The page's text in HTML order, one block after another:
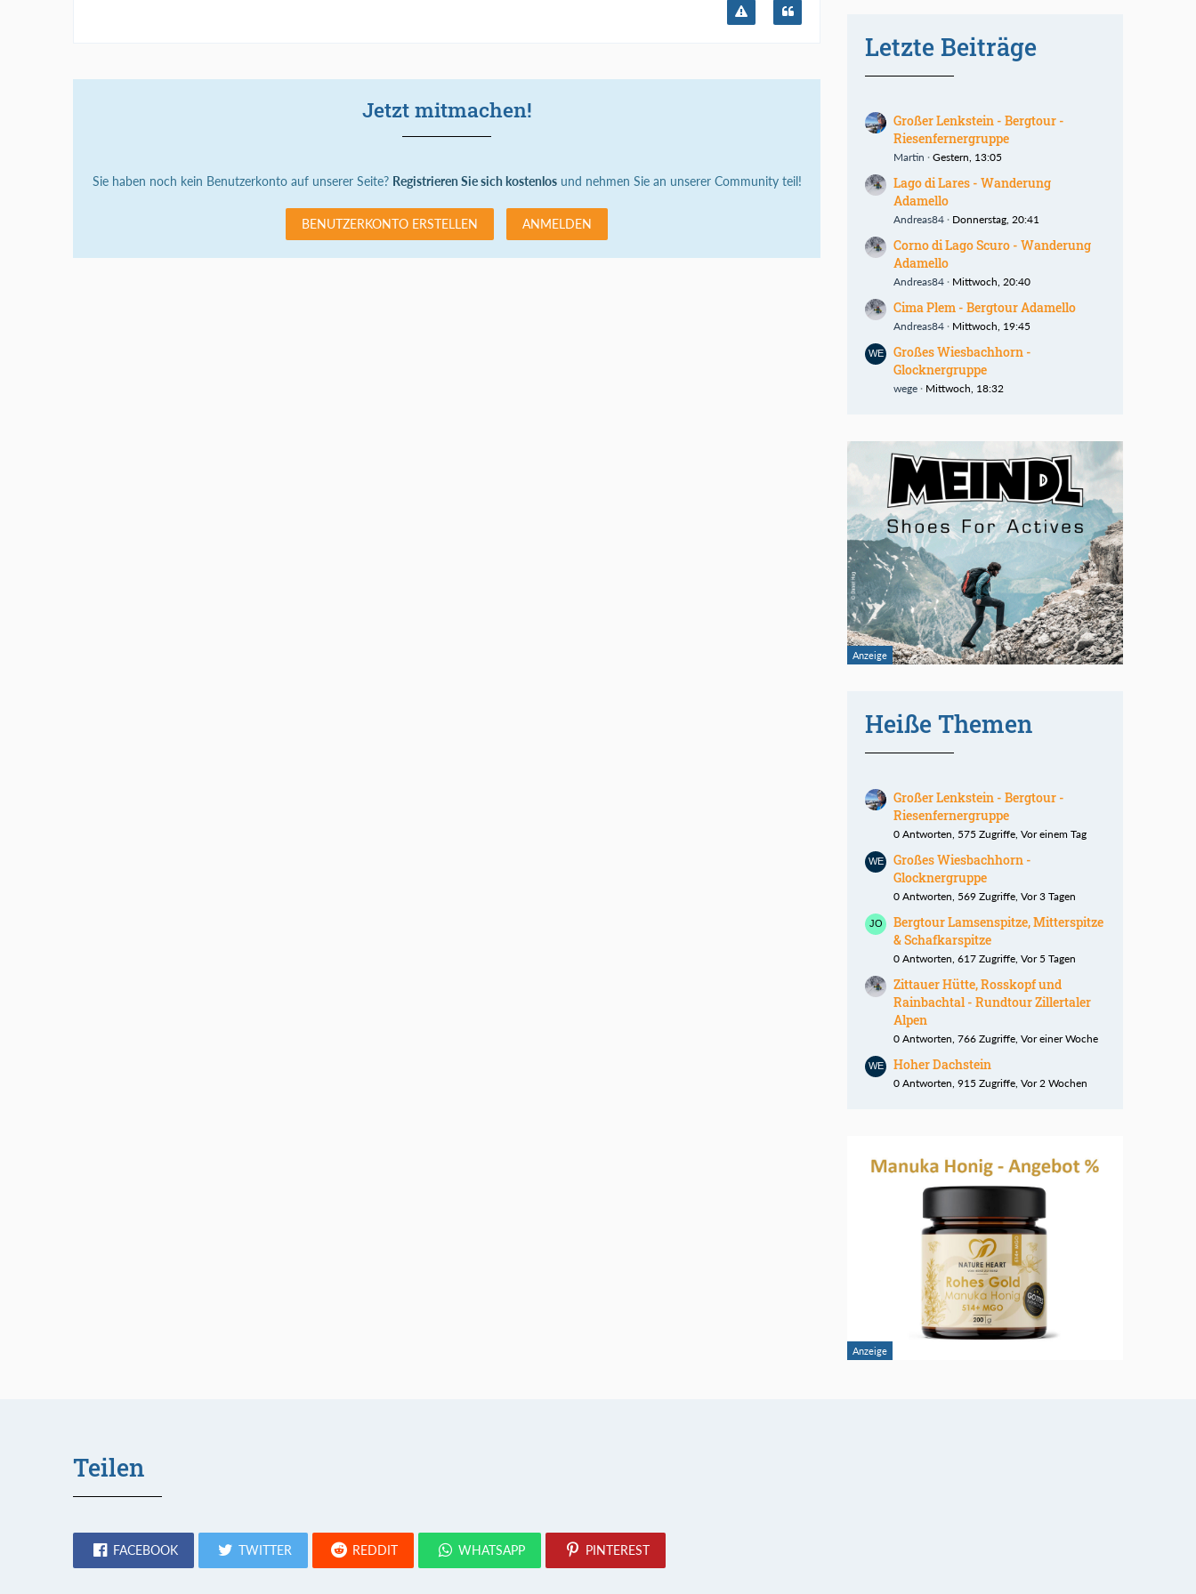
Jetzt mitmachen!
Sie haben noch kein Benutzerkonto auf unserer Seite? Registrieren Sie sich kostenlosund nehmen Sie an unserer Community teil!
BENUTZERKONTO ERSTELLEN ANMELDEN
Letzte Beiträge
Großer Lenkstein - Bergtour -
Riesenfernergruppe
Martin Gestern, 13:05
Lago di Lares - Wanderung
Adamello
Andreas84 Donnerstag, 20:41
Corno di Lago Scuro - Wanderung
Adamello
Andreas84 Mittwoch, 20:40
Cima Plem - Bergtour Adamello
Andreas84 Mittwoch, 19:45
Großes Wiesbachhorn -
Glocknergruppe
wege Mittwoch, 18:32
Heiße Themen
Großer Lenkstein - Bergtour -
Riesenfernergruppe
0 Antworten, 575 Zugriffe, Vor einem Tag
Großes Wiesbachhorn -
Glocknergruppe
0 Antworten, 569 Zugriffe, Vor 3 Tagen
Bergtour Lamsenspitze, Mitterspitze
& Schafkarspitze
0 Antworten, 617 Zugriffe, Vor 5 Tagen
Zittauer Hütte, Rosskopf und
Rainbachtal - Rundtour Zillertaler
Alpen
0 Antworten, 766 Zugriffe, Vor einer Woche
Hoher Dachstein
0 Antworten, 915 Zugriffe, Vor 2 Wochen
Teilen
FACEBOOK TWITTER REDDIT WHATSAPP PINTEREST